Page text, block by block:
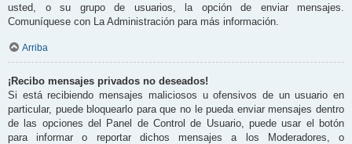
usted, o su grupo de usuarios, la opción de enviar mensajes.
Comuníquese con La Administración para más información.
Arriba
¡Recibo mensajes privados no deseados!
Si está recibiendo mensajes maliciosos u ofensivos de un usuario en
particular, puede bloquearlo para que no le pueda enviar mensajes dentro
de las opciones del Panel de Control de Usuario, puede usar el botón
para informar o reportar dichos mensajes a los Moderadores, o